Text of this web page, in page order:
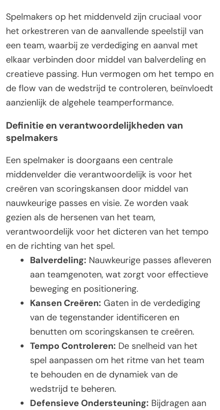
Spelmakers op het middenveld zijn cruciaal voor
het orkestreren van de aanvallende speelstijl van
een team, waarbij ze verdediging en aanval met
elkaar verbinden door middel van balverdeling en
creatieve passing. Hun vermogen om het tempo en
de flow van de wedstrijd te controleren, beïnvloedt
aanzienlijk de algehele teamperformance.
Definitie en verantwoordelijkheden van
spelmakers
Een spelmaker is doorgaans een centrale
middenvelder die verantwoordelijk is voor het
creëren van scoringskansen door middel van
nauwkeurige passes en visie. Ze worden vaak
gezien als de hersenen van het team,
verantwoordelijk voor het dicteren van het tempo
en de richting van het spel.
Balverdeling: Nauwkeurige passes afleveren
aan teamgenoten, wat zorgt voor effectieve
beweging en positionering.
Kansen Creëren: Gaten in de verdediging
van de tegenstander identificeren en
benutten om scoringskansen te creëren.
Tempo Controleren: De snelheid van het
spel aanpassen om het ritme van het team
te behouden en de dynamiek van de
wedstrijd te beheren.
Defensieve Ondersteuning: Bijdragen aan